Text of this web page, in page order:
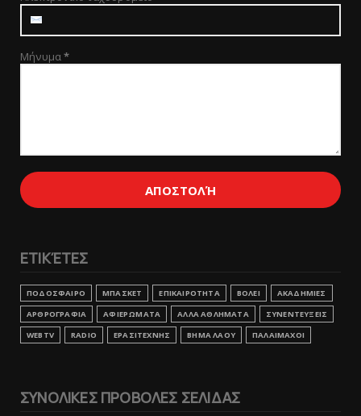
Μήνυμα*
ΕΤΙΚΈΤΕΣ
ΠΟΔΟΣΦΑΙΡΟ ΜΠΑΣΚΕΤ ΕΠΙΚΑΙΡΟΤΗΤΑ ΒΟΛΕΙ
ΑΚΑΔΗΜΙΕΣ
ΑΡΘΡΟΓΡΑΦΙΑ
ΑΦΙΕΡΩΜΑΤΑ ΑΛΛΑ ΑΘΛΗΜΑΤΑ
ΣΥΝΕΝΤΕΥΞΕΙΣ
WEBTV
RADIO ΕΡΑΣΙΤΕΧΝΗΣ ΒΗΜΑ ΛΑΟΥ ΠΑΛΑΙΜΑΧΟΙ
ΣΥΝΟΛΙΚΕΣ ΠΡΟΒΟΛΕΣ ΣΕΛΙΔΑΣ